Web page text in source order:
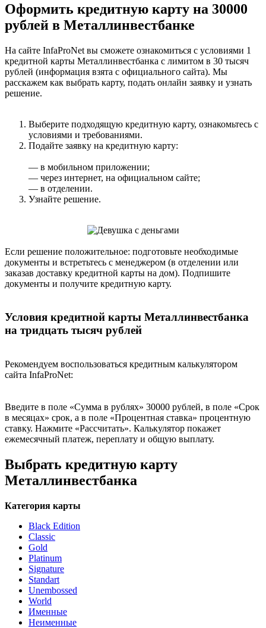
Оформить кредитную карту на 30000
рублей в Металлинвестбанке
На сайте InfaProNet вы сможете ознакомиться с условиями 1
кредитной карты Металлинвестбанка с лимитом в 30 тысяч
рублей (информация взята с официального сайта). Мы
расскажем как выбрать карту, подать онлайн заявку и узнать
решение.
Выберите подходящую кредитную карту, ознакомьтесь с
условиями и требованиями.
Подайте заявку на кредитную карту:
— в мобильном приложении;
— через интернет, на официальном сайте;
— в отделении.
Узнайте решение.
Если решение положительное: подготовьте необходимые
документы и встретьтесь с менеджером (в отделении или
заказав доставку кредитной карты на дом). Подпишите
документы и получите кредитную карту.
Условия кредитной карты Металлинвестбанка
на тридцать тысяч рублей
Рекомендуем воспользоваться кредитным калькулятором
сайта InfaProNet:
Введите в поле «Сумма в рублях» 30000 рублей, в поле «Срок
в месяцах» срок, а в поле «Процентная ставка» процентную
ставку. Нажмите «Рассчитать». Калькулятор покажет
ежемесячный платеж, переплату и общую выплату.
Выбрать кредитную карту
Металлинвестбанка
Категория карты
Black Edition
Classic
Gold
Platinum
Signature
Standart
Unembossed
World
Именные
Неименные